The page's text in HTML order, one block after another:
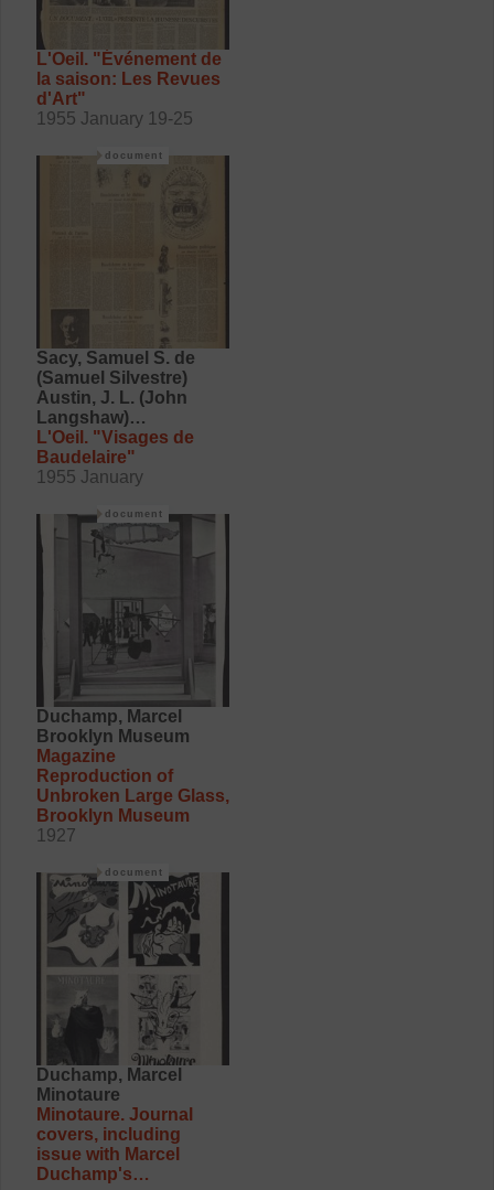
L'Oeil. "Événement de
la saison: Les Revues
d'Art"
1955 January 19-25
Sacy, Samuel S. de
(Samuel Silvestre)
Austin, J. L. (John
Langshaw)
Barthes, Roland
Jouve, Pierre Jean
Bonnefoy, Yves
L'Oeil. "Visages de
Baudelaire"
1955 January
document
Duchamp, Marcel
Brooklyn Museum
Magazine
Reproduction of
Unbroken Large Glass,
Brooklyn Museum
1927
document
Duchamp, Marcel
Minotaure
Minotaure. Journal
covers, including
issue with Marcel
Duchamp's
document